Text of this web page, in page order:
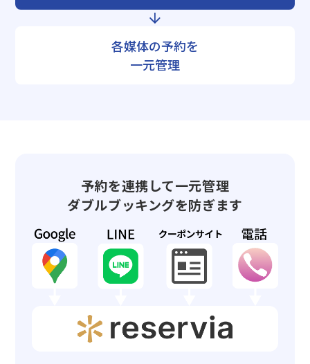
各媒体の予約を
一元管理
予約を連携して一元管理
ダブルブッキングを防ぎます